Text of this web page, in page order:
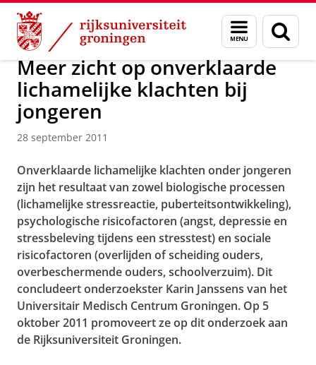
Skip
Content
Skip
Navigation
Menu
en
zoeken
Over ons Actueel Nieuws Nieuwsberichten
Meer zicht op onverklaarde
lichamelijke klachten bij
jongeren
28 september 2011
Onverklaarde lichamelijke klachten onder jongeren
zijn het resultaat van zowel biologische processen
(lichamelijke stressreactie, puberteitsontwikkeling),
psychologische risicofactoren (angst, depressie en
stressbeleving tijdens een stresstest) en sociale
risicofactoren (overlijden of scheiding ouders,
overbeschermende ouders, schoolverzuim). Dit
concludeert onderzoekster Karin Janssens van het
Universitair Medisch Centrum Groningen. Op 5
oktober 2011 promoveert ze op dit onderzoek aan
de Rijksuniversiteit Groningen.